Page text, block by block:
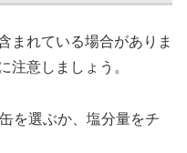
まれている場合がありま
注意しましょう。
を選ぶか、塩分量をチ